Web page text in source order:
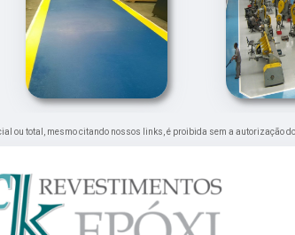
ou total, mesmo citando nossos links, é proibida sem a autorização